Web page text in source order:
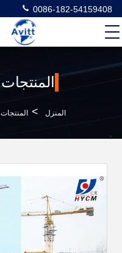
0086-182-54159408
المنتجات
المنزل > المنتجات